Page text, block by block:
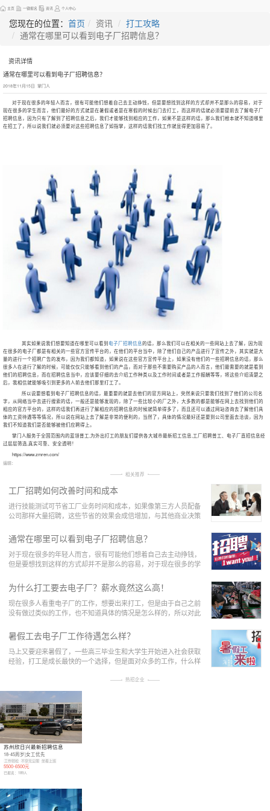
主页 一键报名 资讯 个人中心
您现在的位置： 首页 资讯
打工攻略
通常在哪里可以看到电子厂招聘信息？
资讯详情
通常在哪里可以看到电子厂招聘信息？
2018年11月15日 掌门人
对于现在很多的年轻人而言，很有可能他们想着自己去主动挣钱，但是要想找到这样的方式却并不是那么的容易，对于
现在很多的学生而言，他们最好的方式就是在暑假或者是在寒假的时候出门去打工，而这样的话就必须要提前去了解电子厂
招聘信息，因为只有了解到了招聘信息之后，我们才能够找到相应的工作，如果不是这样的话，那么我们根本就不知道哪里
在招工了，所以说我们就必须要对这些招聘信息了如指掌，这样的话我们找工作就显得更加容易了。
其实如果说我们想要知道在哪里可以看到电子厂招聘信息的话，那么我们可以在相关的一些网站上去了解，因为现
在很多的电子厂都是有相关的一些官方宣传平台的，在他们的平台当中，除了他们自己的产品进行了宣传之外，其实就是大
量的进行一个招聘广告的发布，因为我们都知道，如果说在这些官方宣传平台上，如果没有他们的一些招聘信息的话，那么
很多人在进行了解的时候，可能仅仅只能够看到他们的产品，而对于那些不需要购买产品的人而言，他们最需要的就是看到
他们的招聘信息，而在招聘信息当中，应该要仔细的去介绍工作种类以及工作时间或者是工作报酬等等，将这些介绍清楚之
后，我相信就能够吸引到更多的人前去他们那里打工了。
所以说要想看到电子厂招聘信息的话，最重要的就是去他们的官方网站上，突然来说只要我们找到了他们的公司名
字，从网络当中去进行搜索的话，一般还是能够发现的，除了一些比较小的厂之外，大多数的都是能够在网上去找到他们的
相应的官方平台的，这样的话我们再进行了解相应的招聘信息的时候就简单得多了，而且还可以通过网站咨询去了解他们具
体的工资待遇等等情况，所以说在网站上去了解是非常的便利的，当然了，具体的情况最好还是要到公司里面去洽谈，因为
我们不知道我们是否能够被他们应聘得上。
掌门人服务于全国范围内的蓝领普工,为外出打工的朋友们提供各大城市最新招工信息,工厂招聘普工、电子厂直招信息经
过层层筛选,真实可靠、安全透明！
https://www.zmren.com/
编辑：
相关推荐
工厂招聘如何改善时间和成本
进行技能测试可节省工厂业务时间和成本，如果像第三方人员配备
公司那样大量招聘，这些节省的效果会成倍增加，与其他商业决策
通常在哪里可以看到电子厂招聘信息？
对于现在很多的年轻人而言，很有可能他们想着自己去主动挣钱，
但是要想找到这样的方式却并不是那么的容易，对于现在很多的学
为什么打工要去电子厂？薪水竟然这么高！
现在很多人看重电子厂的工作，想要出来打工，但是由于自己之前
没有做过类似的工作，也不知道具体的情况是怎么样的，所以对此
暑假工去电子厂工作待遇怎么样？
马上又要迎来暑假了，一些高三毕业生和大学生开始进入社会获取
经验，打工是成长最快的一个选择，但是面对众多的工作，什么样
热招企业
苏州欣日兴最新招聘信息
18-45周岁|女工优先
工作轻松 不穿无尘服 坐着上班
5500-6500元
已报名： 189人